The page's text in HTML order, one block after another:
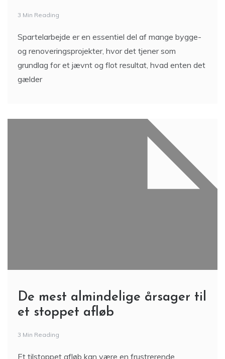
3 Min Reading
Spartelarbejde er en essentiel del af mange bygge-
og renoveringsprojekter, hvor det tjener som
grundlag for et jævnt og flot resultat, hvad enten det
gælder
De mest almindelige årsager til
et stoppet afløb
3 Min Reading
Et tilstoppet afløb kan være en frustrerende